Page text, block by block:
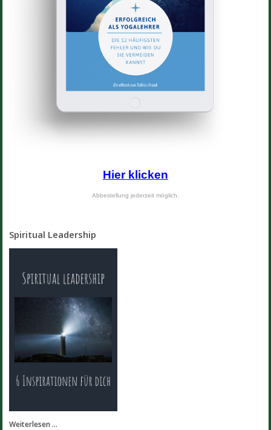
Hier klicken
Abbestellung jederzeit möglich.
Spiritual Leadership
Weiterlesen ...